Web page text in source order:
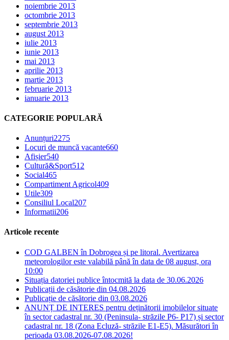
noiembrie 2013
octombrie 2013
septembrie 2013
august 2013
iulie 2013
iunie 2013
mai 2013
aprilie 2013
martie 2013
februarie 2013
ianuarie 2013
CATEGORIE POPULARĂ
Anunțuri2275
Locuri de muncă vacante660
Afișier540
Cultură&Sport512
Social465
Compartiment Agricol409
Utile309
Consiliul Local207
Informatii206
Articole recente
COD GALBEN în Dobrogea și pe litoral. Avertizarea
meteorologilor este valabilă până în data de 08 august, ora
10:00
Situația datoriei publice întocmită la data de 30.06.2026
Publicații de căsătorie din 04.08.2026
Publicație de căsătorie din 03.08.2026
ANUNȚ DE INTERES pentru deținătorii imobilelor situate
în sector cadastral nr. 30 (Peninsula- străzile P6- P17) și sector
cadastral nr. 18 (Zona Ecluză- străzile E1-E5). Măsurători în
perioada 03.08.2026-07.08.2026!